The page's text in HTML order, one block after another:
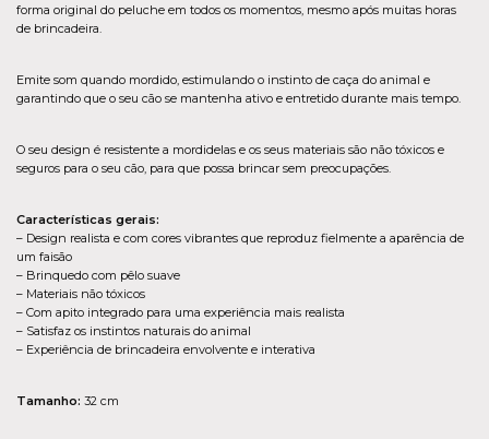
forma original do peluche em todos os momentos, mesmo após muitas horas
de brincadeira.
Emite som quando mordido, estimulando o instinto de caça do animal e
garantindo que o seu cão se mantenha ativo e entretido durante mais tempo.
O seu design é resistente a mordidelas e os seus materiais são não tóxicos e
seguros para o seu cão, para que possa brincar sem preocupações.
Características gerais:
– Design realista e com cores vibrantes que reproduz fielmente a aparência de
um faisão
– Brinquedo com pêlo suave
– Materiais não tóxicos
– Com apito integrado para uma experiência mais realista
– Satisfaz os instintos naturais do animal
– Experiência de brincadeira envolvente e interativa
Tamanho: 32 cm